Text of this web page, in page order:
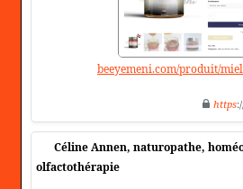
beeyemeni.com/produit/
https
Céline Annen, naturopathe,
olfactothérapie